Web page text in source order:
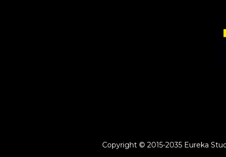
Copyright © 2015-2035 Eureka